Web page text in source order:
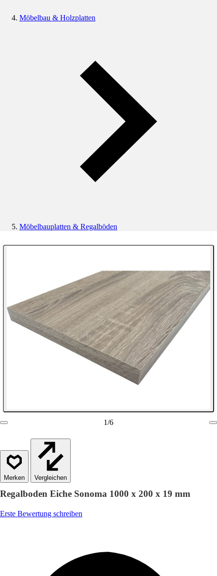
Möbelbau & Holzplatten
Möbelbauplatten & Regalböden
1/6
Vergleichen
Regalboden Eiche Sonoma 1000 x 200 x 19 mm
Erste Bewertung schreiben